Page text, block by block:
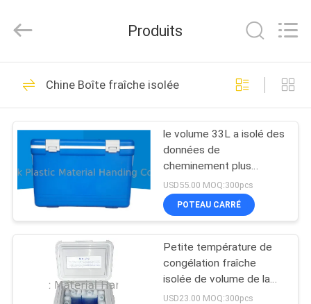
ACCUEIL
PRODUITS
PROPOS
NOUS
VISITE
Handing
Co.,Ltd..
Reserved.
Conteneurs
attachés en
plastique de
couvercle
103
Chariot mobile en
plastique
29
Produits
Chine Boîte fraîche isolée
le volume 33L a isolé des
données de
cheminement plus
fraîches de GPS de
catégorie comestible de
boîte téléchargeant
USD55.00 MOQ:300pcs
POTEAU CARRÉ
Petite température de
congélation fraîche
isolée de volume de la
boîte 6L -20--14℃
USD23.00 MOQ:300pcs